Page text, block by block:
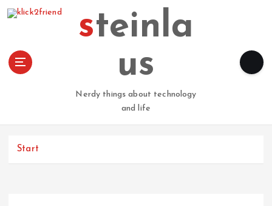
steinla
us
Nerdy things about technology
and life
Start